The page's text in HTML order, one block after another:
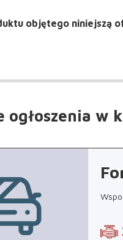
objętego niniejszą
ogłoszenia w